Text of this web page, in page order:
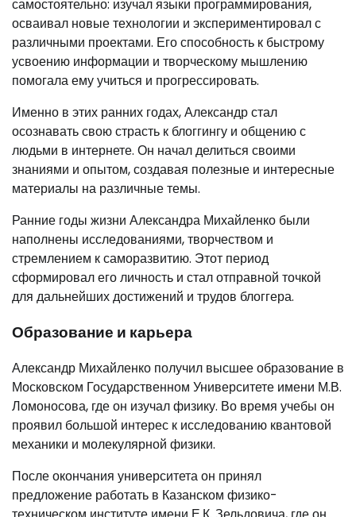
самостоятельно: изучал языки программирования,
осваивал новые технологии и экспериментировал с
различными проектами. Его способность к быстрому
усвоению информации и творческому мышлению
помогала ему учиться и прогрессировать.
Именно в этих ранних годах, Александр стал
осознавать свою страсть к блоггингу и общению с
людьми в интернете. Он начал делиться своими
знаниями и опытом, создавая полезные и интересные
материалы на различные темы.
Ранние годы жизни Александра Михайленко были
наполнены исследованиями, творчеством и
стремлением к саморазвитию. Этот период
сформировал его личность и стал отправной точкой
для дальнейших достижений и трудов блоггера.
Образование и карьера
Александр Михайленко получил высшее образование в
Московском Государственном Университете имени М.В.
Ломоносова, где он изучал физику. Во время учебы он
проявил большой интерес к исследованию квантовой
механики и молекулярной физики.
После окончания университета он принял
предложение работать в Казанском физико-